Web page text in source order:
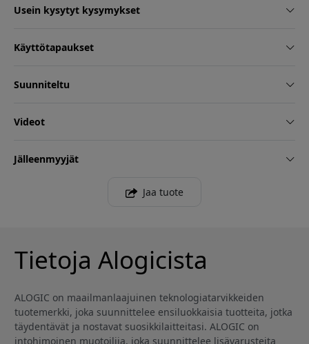
Usein kysytyt kysymykset
Käyttötapaukset
Suunniteltu
Videot
Jälleenmyyjät
Jaa tuote
Tietoja Alogicista
ALOGIC on maailmanlaajuinen teknologiatarvikkeiden
tuotemerkki, joka suunnittelee ensiluokkaisia tuotteita, jotka
täydentävät ja nostavat suosikkilaitteitasi. ALOGIC on
intohimoinen muotoilija, joka suunnittelee lisävarusteita